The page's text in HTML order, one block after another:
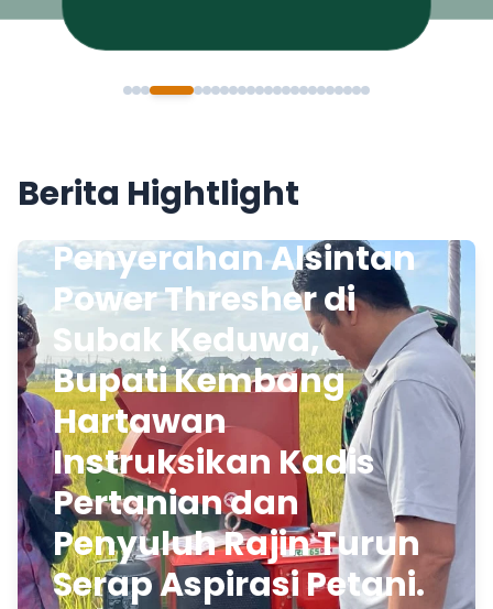
Berita Hightlight
Penyerahan Alsintan
Power Thresher di
Subak Keduwa,
Bupati Kembang
Hartawan
Instruksikan Kadis
Pertanian dan
Penyuluh Rajin Turun
Serap Aspirasi Petani.